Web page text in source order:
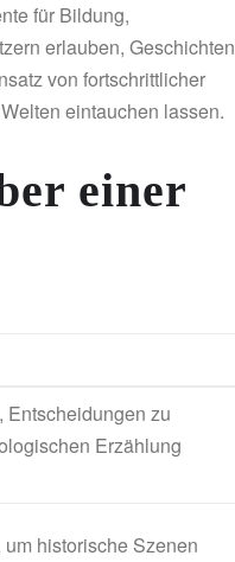
für Bildung,
erlauben, Geschichten
von fortschrittlicher
eintauchen lassen.
einer
Entscheidungen zu
Erzählung
historische Szenen